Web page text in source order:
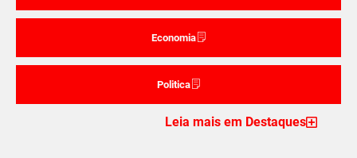
Economia
Politica
Leia mais em Destaques